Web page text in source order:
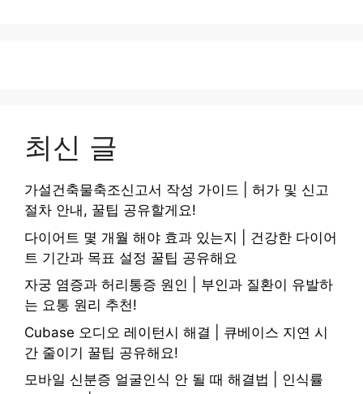
최신 글
가설건축물축조신고서 작성 가이드 | 허가 및 신고
절차 안내, 꿀팁 공유할게요!
다이어트 몇 개월 해야 효과 있는지 | 건강한 다이어
트 기간과 목표 설정 꿀팁 공유해요
자궁 염증과 허리통증 원인 | 부인과 질환이 유발하
는 요통 원리 추천!
Cubase 오디오 레이턴시 해결 | 큐베이스 지연 시
간 줄이기 꿀팁 공유해요!
모바일 신분증 얼굴인식 안 될 때 해결법 | 인식률